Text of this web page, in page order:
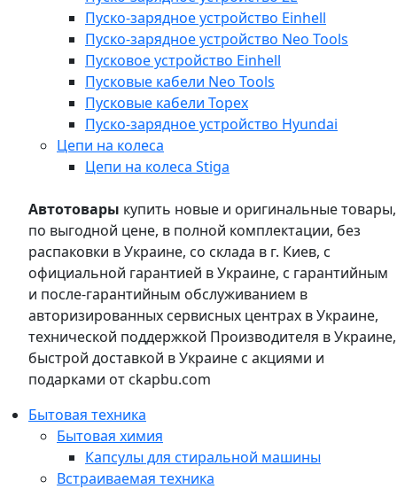
Пуско-зарядное устройство Einhell
Пуско-зарядное устройство Neo Tools
Пусковое устройство Einhell
Пусковые кабели Neo Tools
Пусковые кабели Topex
Пуско-зарядное устройство Hyundai
Цепи на колеса
Цепи на колеса Stiga
Автотовары купить новые и оригинальные товары,
по выгодной цене, в полной комплектации, без
распаковки в Украине, со склада в г. Киев, с
официальной гарантией в Украине, с гарантийным
и после-гарантийным обслуживанием в
авторизированных сервисных центрах в Украине,
технической поддержкой Производителя в Украине,
быстрой доставкой в Украине с акциями и
подарками от ckapbu.com
Бытовая техника
Бытовая химия
Капсулы для стиральной машины
Встраиваемая техника